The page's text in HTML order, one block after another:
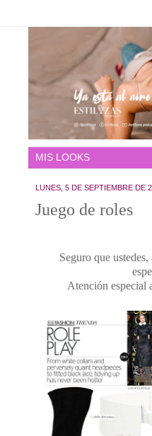
LUNES, 5 DE SEPTIEMBRE DE
Juego de roles
Seguro que
Atención especial